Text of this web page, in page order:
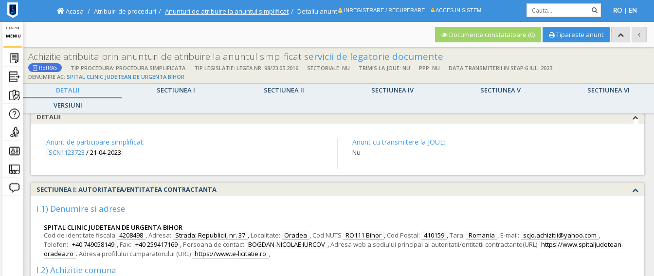
E - LICITATIE
MENIU
INREGISTRARE / RECUPERARE ACCES IN SISTEM RO | EN
Acasa Atribuiri de proceduri Anunturi de atribuire la anuntul simplificat Detaliu anunt
Documente constatatoare (0) Tipareste anunt
;;
Achizitie atribuita prin anunturi de atribuire la anuntul simplificat servicii de legatorie documente
RETRAS TIP PROCEDURA: PROCEDURA SIMPLIFICATA TIP LEGISLATIE: LEGEA NR. 98/23.05.2016 SECTORIALE: NU TRIMIS LA JOUE: NU PPP: NU
DATA TRANSMITERII IN SEAP:6 IUL. 2023
DENUMIRE AC: SPITAL CLINIC JUDETEAN DE URGENTA BIHOR
DETALII SECTIUNEA I SECTIUNEA II SECTIUNEA IV SECTIUNEA V
SECTIUNEA VI
VERSIUNI
DETALII
Anunt de participare simplificat:
SCN1123723 /21-04-2023
Anunt cu transmitere la JOUE:
Nu
SECTIUNEA I: AUTORITATEA/ENTITATEA CONTRACTANTA
I.1) Denumire si adrese
SPITAL CLINIC JUDETEAN DE URGENTA BIHOR
Cod de identitate fiscala 4208498 ,Adresa: Strada: Republicii, nr. 37 , Localitate: Oradea , Cod NUTS RO111 Bihor , Cod Postal: 410159 ,Tara: Romania , E-mail: scjo.achizitii@yahoo.com ,
Telefon: +40 749058149 , Fax: +40 259417169 , Persoana de contact BOGDAN-NICOLAE IURCOV ,Adresa web a sediului principal al autoritatii/entitatii contractante(URL) https://www.spitaljudetean-
oradea.ro . Adresa profilului cumparatorului (URL) https://www.e-licitatie.ro ,
I.2) Achizitie comuna